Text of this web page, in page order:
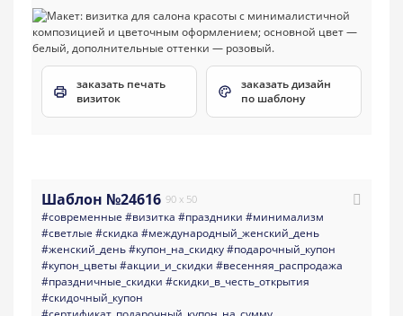
заказать печать
визиток
заказать дизайн
по шаблону
Шаблон №24616 90 x 50
#современные #визитка #праздники #минимализм
#светлые #скидка #международный_женский_день
#женский_день#купон_на_скидку#подарочный_купон
#купон_цветы#акции_и_скидки #весенняя_распродажа
#праздничные_скидки #скидки_в_честь_открытия
#скидочный_купон